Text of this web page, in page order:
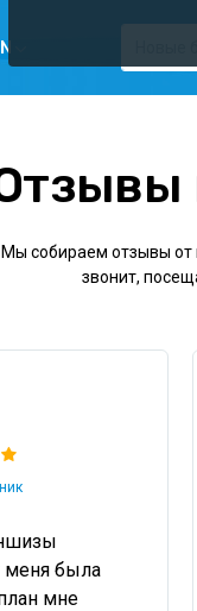
Мы собираем отзывы от
звонит,
меня была
мне